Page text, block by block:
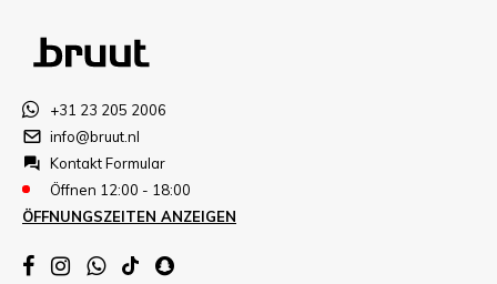
+31 23 205 2006
info@bruut.nl
Kontakt Formular
Öffnen 12:00 - 18:00
ÖFFNUNGSZEITEN ANZEIGEN